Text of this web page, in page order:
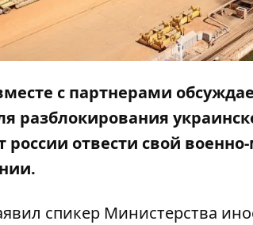
с партнерами
разблокирования
россии отвести свой
спикер Министерства